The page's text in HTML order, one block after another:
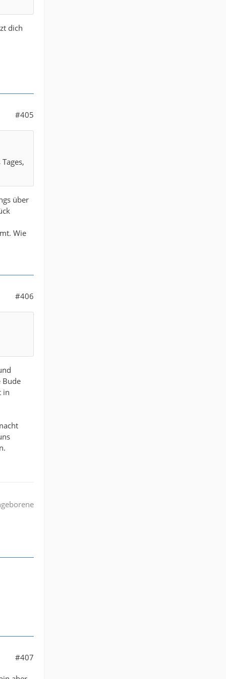
dich
#405
über
Wie
#406
Bude
in
#407